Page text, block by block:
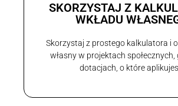
SKORZYSTAJ Z
WKŁADU
Skorzystaj z prostego kalkulatora i
własny w projektach
dotacjach, o które